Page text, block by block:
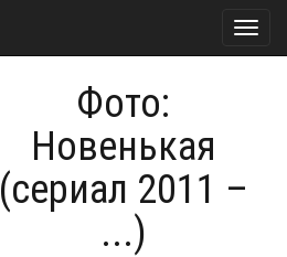
Фото:
Новенькая
(сериал 2011 –
...)